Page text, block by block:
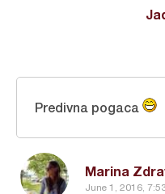
Marina
June 1, 2016,
Predivna pogaca